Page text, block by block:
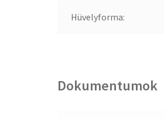
Hüvelyforma:
Dokumentumok